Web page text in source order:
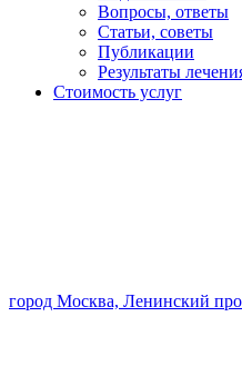
Вопросы, ответы
Статьи, советы
Публикации
Результаты
Стоимость услуг
город Москва, Ленинский